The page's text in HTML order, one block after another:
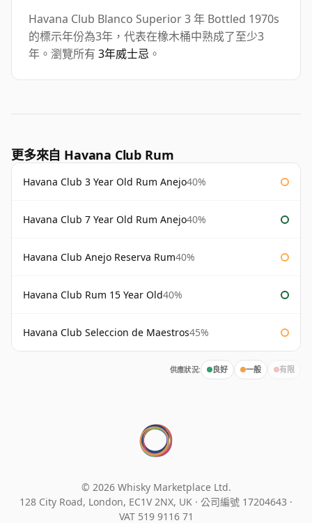
Havana Club Blanco Superior 3 年 Bottled 1970s
的標示年份為3年，代表在橡木桶中熟成了至少3
年。瀏覽所有 3年威士忌 。
更多來自 Havana Club Rum
Havana Club 3 Year Old Rum Anejo40%
Havana Club 7 Year Old Rum Anejo40%
Havana Club Anejo Reserva Rum40%
Havana Club Rum 15 Year Old40%
Havana Club Seleccion de Maestros45%
供應狀況: 良好 一般 有限
© 2026 Whisky Marketplace Ltd.
128 City Road, London, EC1V 2NX, UK · 公司編號 17204643 ·
VAT 519 9116 71